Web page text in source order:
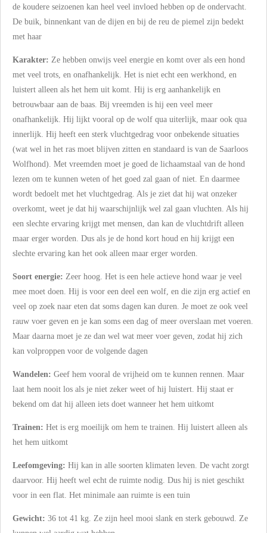
de koudere seizoenen kan heel veel invloed hebben op de ondervacht.
De buik, binnenkant van de dijen en bij de reu de piemel zijn bedekt
met haar
Karakter: Ze hebben onwijs veel energie en komt over als een hond
met veel trots, en onafhankelijk. Het is niet echt een werkhond, en
luistert alleen als het hem uit komt. Hij is erg aanhankelijk en
betrouwbaar aan de baas. Bij vreemden is hij een veel meer
onafhankelijk. Hij lijkt vooral op de wolf qua uiterlijk, maar ook qua
innerlijk. Hij heeft een sterk vluchtgedrag voor onbekende situaties
(wat wel in het ras moet blijven zitten en standaard is van de Saarloos
Wolfhond). Met vreemden moet je goed de lichaamstaal van de hond
lezen om te kunnen weten of het goed zal gaan of niet. En daarmee
wordt bedoelt met het vluchtgedrag. Als je ziet dat hij wat onzeker
overkomt, weet je dat hij waarschijnlijk wel zal gaan vluchten. Als hij
een slechte ervaring krijgt met mensen, dan kan de vluchtdrift alleen
maar erger worden. Dus als je de hond kort houd en hij krijgt een
slechte ervaring kan het ook alleen maar erger worden.
Soort energie: Zeer hoog. Het is een hele actieve hond waar je veel
mee moet doen. Hij is voor een deel een wolf, en die zijn erg actief en
veel op zoek naar eten dat soms dagen kan duren. Je moet ze ook veel
rauw voer geven en je kan soms een dag of meer overslaan met voeren.
Maar daarna moet je ze dan wel wat meer voer geven, zodat hij zich
kan volproppen voor de volgende dagen
Wandelen: Geef hem vooral de vrijheid om te kunnen rennen. Maar
laat hem nooit los als je niet zeker weet of hij luistert. Hij staat er
bekend om dat hij alleen iets doet wanneer het hem uitkomt
Trainen: Het is erg moeilijk om hem te trainen. Hij luistert alleen als
het hem uitkomt
Leefomgeving: Hij kan in alle soorten klimaten leven. De vacht zorgt
daarvoor. Hij heeft wel echt de ruimte nodig. Dus hij is niet geschikt
voor in een flat. Het minimale aan ruimte is een tuin
Gewicht: 36 tot 41 kg. Ze zijn heel mooi slank en sterk gebouwd. Ze